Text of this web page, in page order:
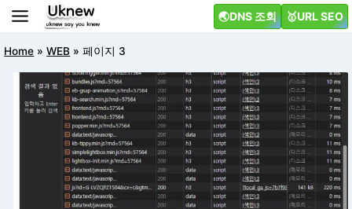
Skip
content
🌏DNS 조회 🥇URL SEO
Home »WEB »페이지 3